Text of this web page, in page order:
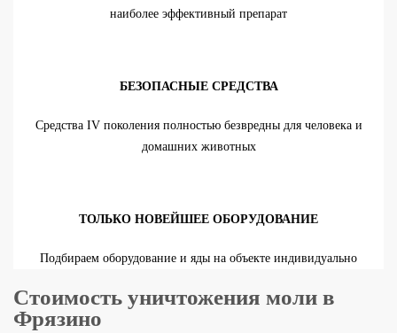
наиболее эффективный препарат
БЕЗОПАСНЫЕ СРЕДСТВА
Средства IV поколения полностью безвредны для человека и
домашних животных
ТОЛЬКО НОВЕЙШЕЕ ОБОРУДОВАНИЕ
Подбираем оборудование и яды на объекте индивидуально
Стоимость уничтожения моли в
Фрязино